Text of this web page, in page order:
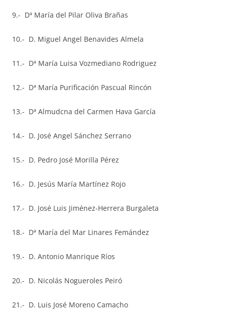
9.- Dª María del Pilar Oliva Brañas
10.- D. Miguel Angel Benavides Almela
11.- Dª María Luisa Vozmediano Rodriguez
12.- Dª María Purificación Pascual Rincón
13.- Dª Almudcna del Carmen Hava García
14.- D. José Angel Sánchez Serrano
15.- D. Pedro José Morilla Pérez
16.- D. Jesús María Martínez Rojo
17.- D. José Luis Jiménez-Herrera Burgaleta
18.- Dª María del Mar Linares Femández
19.- D. Antonio Manrique Ríos
20.- D. Nicolás Nogueroles Peiró
21.- D. Luis José Moreno Camacho